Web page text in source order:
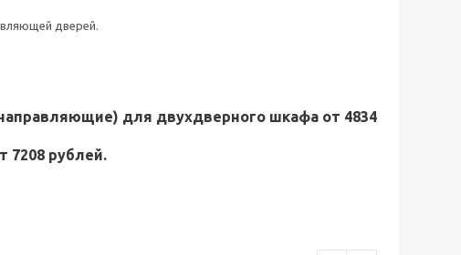
дверей.
для двухдверного шкафа от 4834
7208 рублей.